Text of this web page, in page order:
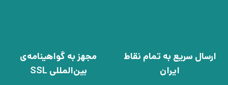
ارسال سریع به تمام نقاط
ایران
مجهز به گواهینامه‌ی
بین‌المللی SSL